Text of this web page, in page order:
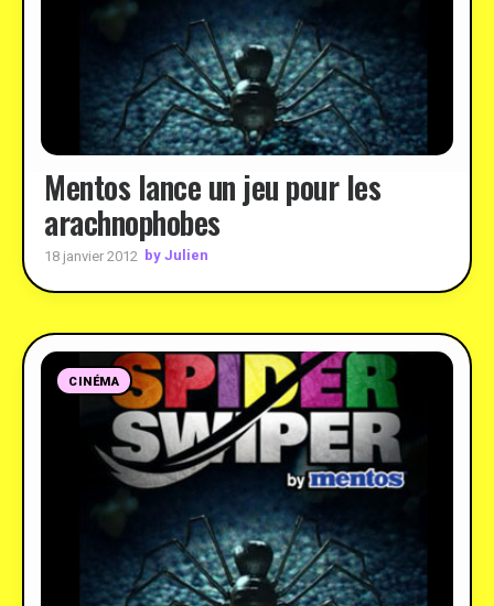
Mentos lance un jeu pour les
arachnophobes
18 janvier 2012 by Julien
CINÉMA